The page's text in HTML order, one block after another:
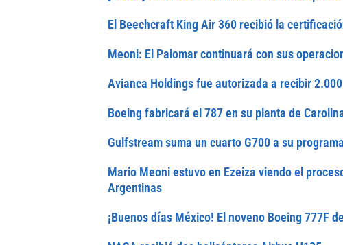
El Beechcraft King Air 360 recibió la
Meoni: El Palomar continuará con sus
Avianca Holdings fue autorizada a recibir
Boeing fabricará el 787 en su planta de
Gulfstream suma un cuarto G700 a su
Mario Meoni estuvo en Ezeiza viendo el
Argentinas
¡Buenos días México! El noveno Boeing 777F